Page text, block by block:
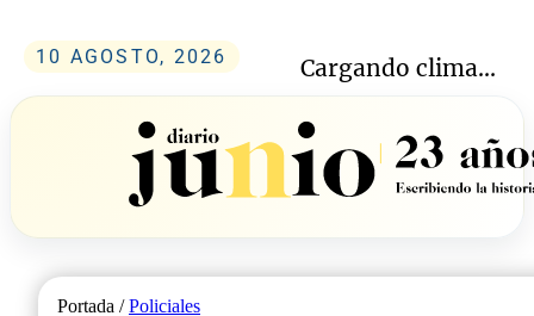
10 AGOSTO, 2026 Cargando clima...
Portada /Policiales